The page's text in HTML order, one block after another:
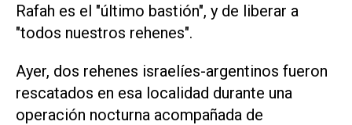
Rafah es el "último bastión", y de liberar a
"todos nuestros rehenes".
Ayer, dos rehenes israelíes-argentinos fueron
rescatados en esa localidad durante una
operación nocturna acompañada de